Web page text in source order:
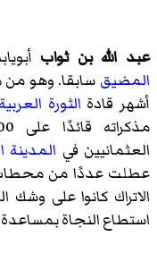
عبد الله بن ثواب
المضيق سابقا. وهو من
أشهر قادة الثورة
العثمانيين في المدينة
عطلت عددًا من محطات
الاتراك كانوا على
استطاع النجاة بمساعدة